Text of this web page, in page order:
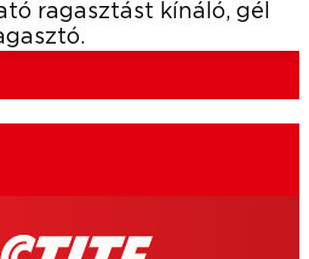
ragasztást kínáló, gél